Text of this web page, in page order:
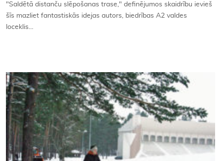
"Saldētā distanču slēpošanas trase," definējumos skaidrību ievieš
šīs mazliet fantastiskās idejas autors, biedrības A2 valdes
loceklis…